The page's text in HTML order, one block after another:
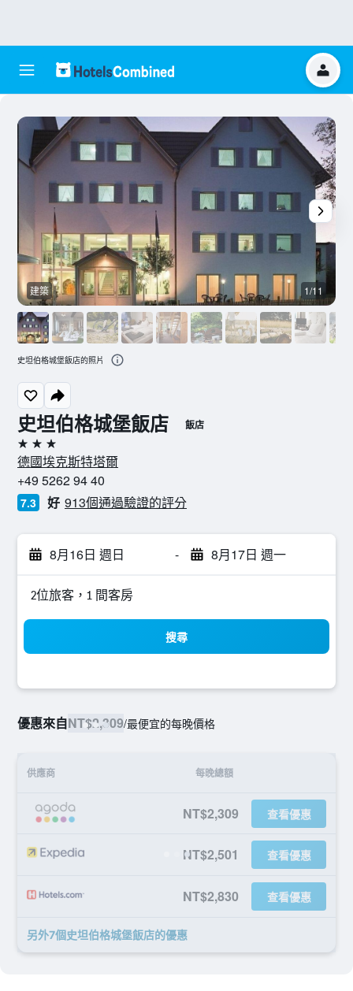
史坦伯格城堡飯店 飯店
3星級
德國埃克斯特塔爾
+49 5262 94 40
7.3 好 913個通過驗證的評分
8月16日 週日 - 8月17日 週一
2位旅客，1 間客房
搜尋
優惠來自NT$2,309/最便宜的每晚價格
供應商 每晚總額
NT$2,309 查看優惠
NT$2,501 查看優惠
NT$2,830 查看優惠
另外7個史坦伯格城堡飯店​的優惠
建築 1/11
史坦伯格城堡飯店的照片